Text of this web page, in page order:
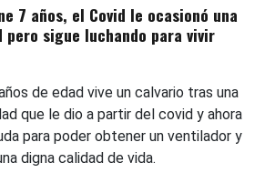
7 años, el Covid le ocasionó una
pero sigue luchando para vivir
de edad vive un calvario tras una
que le dio a partir del covid y ahora
para poder obtener un ventilador y
digna calidad de vida.